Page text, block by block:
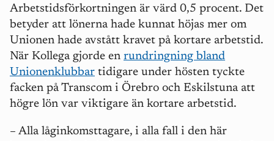
Arbetstidsförkortningen är värd 0,5 procent. Det
betyder att lönerna hade kunnat höjas mer om
Unionen hade avstått kravet på kortare arbetstid.
När Kollega gjorde en rundringning bland
Unionenklubbar tidigare under hösten tyckte
facken på Transcom i Örebro och Eskilstuna att
högre lön var viktigare än kortare arbetstid.
– Alla låginkomsttagare, i alla fall i den här